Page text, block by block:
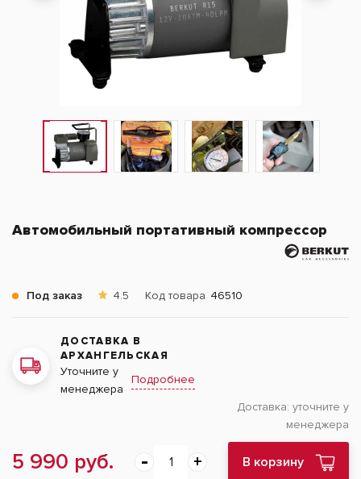
Автомобильный портативный компрессор
Под заказ 4.5 Код товара 46510
ДОСТАВКА В
АРХАНГЕЛЬСКАЯ
Уточните у
менеджера
Подробнее
Доставка: уточните у
менеджера
5 990 руб. В корзину